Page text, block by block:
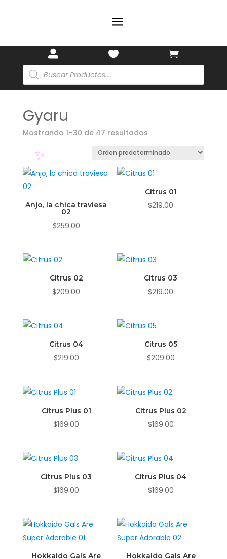
a
 

Búsqueda
de
productos
Gyaru
Mostrando 1–30 de 47 resultados
Anjo, la chica traviesa
02
$259.00
Citrus 01
$219.00
Citrus 02
$209.00
Citrus 03
$219.00
Citrus 04
$219.00
Citrus 05
$209.00
Citrus Plus 01
$169.00
Citrus Plus 02
$169.00
Citrus Plus 03
$169.00
Citrus Plus 04
$169.00
Hokkaido Gals Are Hokkaido Gals Are
✨
✨
🏷️